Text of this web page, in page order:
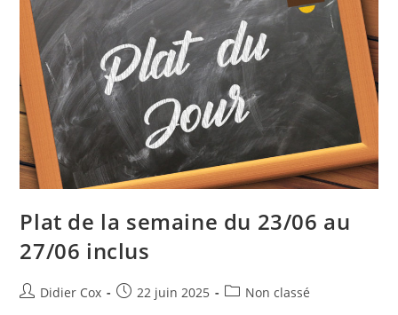
Plat de la semaine du 23/06 au
27/06 inclus
Didier Cox 22 juin 2025 Non classé